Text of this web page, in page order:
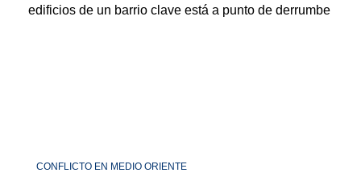
CONFLICTO EN MEDIO ORIENTE